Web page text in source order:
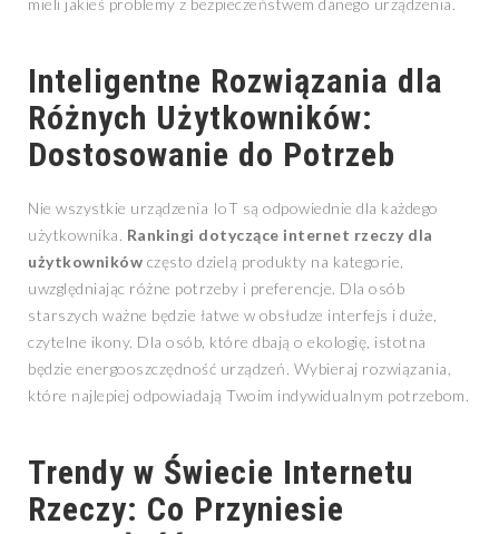
mieli jakieś problemy z bezpieczeństwem danego urządzenia.
Inteligentne Rozwiązania dla
Różnych Użytkowników:
Dostosowanie do Potrzeb
Nie wszystkie urządzenia IoT są odpowiednie dla każdego
użytkownika. Rankingi dotyczące internet rzeczy dla
użytkowników często dzielą produkty na kategorie,
uwzględniając różne potrzeby i preferencje. Dla osób
starszych ważne będzie łatwe w obsłudze interfejs i duże,
czytelne ikony. Dla osób, które dbają o ekologię, istotna
będzie energooszczędność urządzeń. Wybieraj rozwiązania,
które najlepiej odpowiadają Twoim indywidualnym potrzebom.
Trendy w Świecie Internetu
Rzeczy: Co Przyniesie